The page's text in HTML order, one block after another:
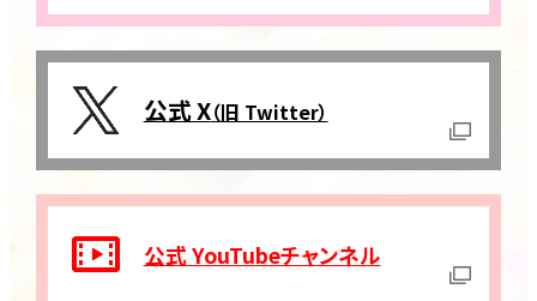
公式 X（旧 Twitter）
公式 YouTubeチャンネル